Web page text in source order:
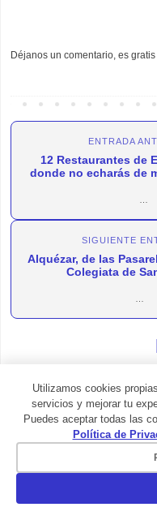
Déjanos un comentario, es
ENTRADA
12 Restaurantes de
donde no echarás de
cr...
SIGUIENTE
Alquézar, de las
Colegiata de
Utilizamos cookies
servicios y mejorar tu
Puedes aceptar todas las
Política de